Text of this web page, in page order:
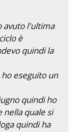
avuto l'ultima
è
quindi la
eseguito un
quindi ho
nella quale si
quindi ha